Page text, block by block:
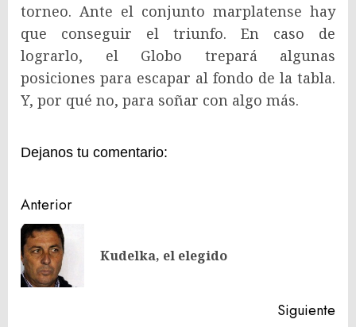
torneo. Ante el conjunto marplatense hay
que conseguir el triunfo. En caso de
lograrlo, el Globo trepará algunas
posiciones para escapar al fondo de la tabla.
Y, por qué no, para soñar con algo más.
Dejanos tu comentario:
Navegación
de
entradas
Anterior
Kudelka, el elegido
Siguiente